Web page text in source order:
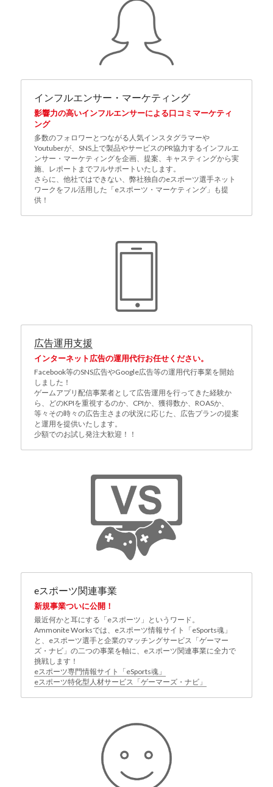
インフルエンサー・マーケティング
影響力の高いインフルエンサーによる口コミマーケティ
ング
多数のフォロワーとつながる人気インスタグラマーや
Youtuberが、SNS上で製品やサービスのPR協力するインフルエ
ンサー・マーケティングを企画、提案、キャスティングから実
施、レポートまでフルサポートいたします。
さらに、他社ではできない、弊社独自のeスポーツ選手ネット
ワークをフル活用した「eスポーツ・マーケティング」も提
供！
広告運用支援
インターネット広告の運用代行お任せください。
Facebook等のSNS広告やGoogle広告等の運用代行事業を開始
しました！
ゲームアプリ配信事業者として広告運用を行ってきた経験か
ら、どのKPIを重視するのか、CPIか、獲得数か、ROASか、
等々その時々の広告主さまの状況に応じた、広告プランの提案
と運用を提供いたします。
少額でのお試し発注大歓迎！！
eスポーツ関連事業
新規事業ついに公開！
最近何かと耳にする「eスポーツ」というワード。
Ammonite Worksでは、eスポーツ情報サイト「eSports魂」
と、eスポーツ選手と企業のマッチングサービス「ゲーマー
ズ・ナビ」の二つの事業を軸に、eスポーツ関連事業に全力で
挑戦します！
eスポーツ専門情報サイト「eSports魂」
eスポーツ特化型人材サービス「ゲーマーズ・ナビ」